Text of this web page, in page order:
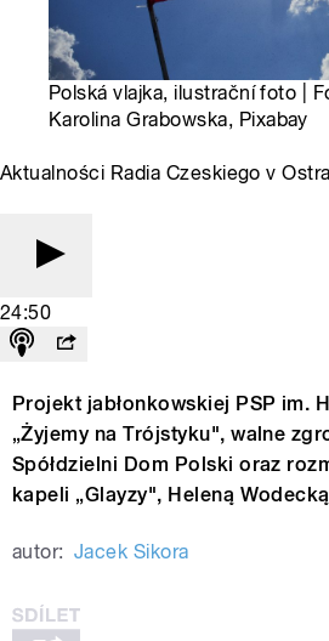
Polská vlajka, ilustrační foto |
Karolina Grabowska, Pixabay
Aktualności Radia Czeskiego v
24:50
Projekt jabłonkowskiej PSP im.
„Żyjemy na Trójstyku", walne
Spółdzielni Dom Polski oraz
kapeli „Glayzy", Heleną
autor: Jacek Sikora